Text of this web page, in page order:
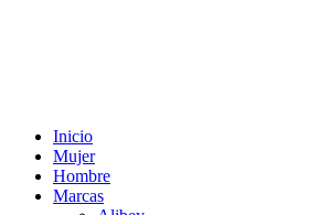
Inicio
Mujer
Hombre
Marcas